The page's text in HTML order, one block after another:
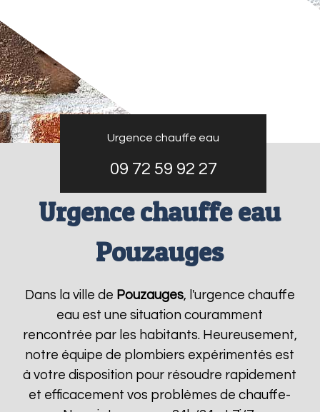
Urgence chauffe eau
09 72 59 92 27
Urgence chauffe eau
Pouzauges
Dans la ville de Pouzauges, l'urgence chauffe
eau est une situation couramment
rencontrée par les habitants. Heureusement,
notre équipe de plombiers expérimentés est
à votre disposition pour résoudre rapidement
et efficacement vos problèmes de chauffe-